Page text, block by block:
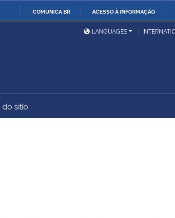
COMUNICA BR ACESSO À INFORMAÇÃO
da Defesa
Ministério das Relações
Exteriores
do
LANGUAGES
do sítio